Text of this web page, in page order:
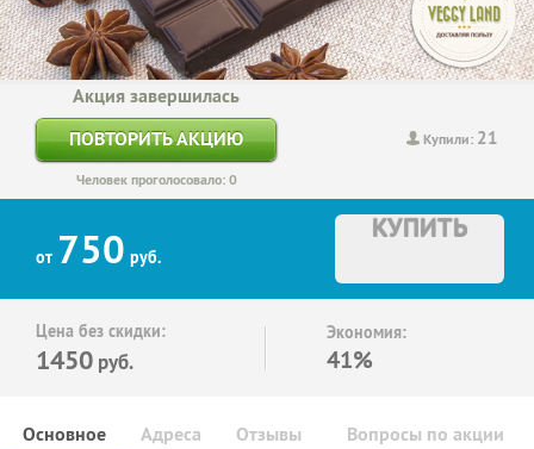
Купили: 21
Акция завершилась
ПОВТОРИТЬ АКЦИЮ
Человек проголосовало: 0
от 750 руб.
КУПИТЬ
Цена без скидки:
1450 руб.
Экономия:
41%
Основное Отзывы Вопросы по акции
Адреса